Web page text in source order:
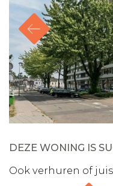
DEZE WONING IS
Ook verhuren of